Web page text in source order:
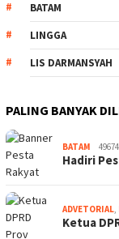
BATAM
LINGGA
LIS DARMANSYAH
PALING BANYAK
BATAM
Hadiri
ADVETORIAL,
Ketua